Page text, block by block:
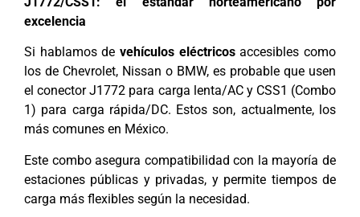
excelencia
Si hablamos de vehículos eléctricosaccesibles como
los de Chevrolet, Nissan o BMW, es probable que usen
el conector J1772 para carga lenta/AC y CSS1 (Combo
1) para carga rápida/DC. Estos son, actualmente, los
más comunes en México.
Este combo asegura compatibilidad con la mayoría de
estaciones públicas y privadas, y permite tiempos de
carga más flexibles según la necesidad.